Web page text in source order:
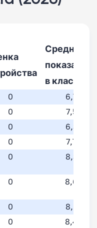
Средний
показатель
в классе
0
6,7
0
7,5
0
6,3
0
7,7
0 8,3
0 8,6
0
8,5
0
8,4